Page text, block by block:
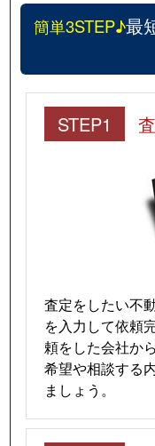
簡単3STEP♪最
STEP1
査定をしたい不
を入力して依頼
頼をした会社か
希望や相談する
ましょう。